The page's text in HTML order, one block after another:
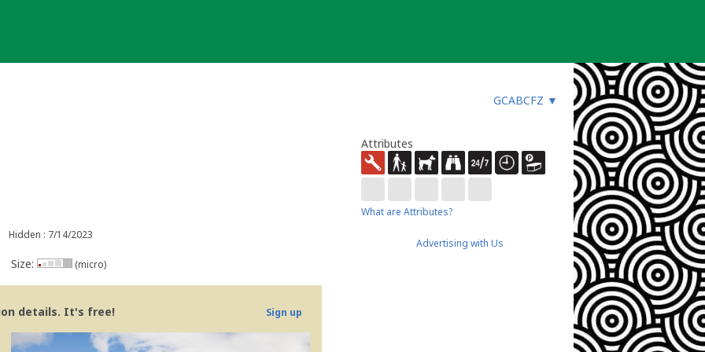
GCABCFZ ▼
Hidden : 7/14/2023
Size: (micro)
details. It's free! Sign up
Attributes
What are Attributes?
Advertising with Us